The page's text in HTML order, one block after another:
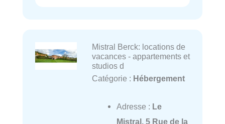
Mistral Berck: locations de
vacances - appartements et
studios d
Catégorie : Hébergement
Adresse : Le
Mistral, 5 Rue de la